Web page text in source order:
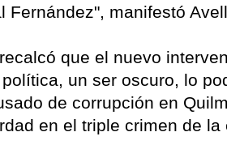
Fernández", manifestó
que el nuevo
un ser oscuro, lo
de corrupción en
en el triple crimen de la